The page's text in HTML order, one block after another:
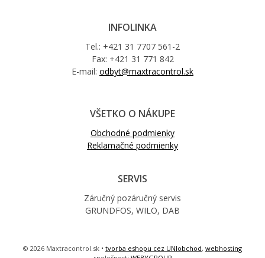
INFOLINKA
Tel.: +421 31 7707 561-2
Fax: +421 31 771 842
E-mail: odbyt@maxtracontrol.sk
VŠETKO O NÁKUPE
Obchodné podmienky
Reklamačné podmienky
SERVIS
Záručný pozáručný servis
GRUNDFOS, WILO, DAB
© 2026 Maxtracontrol.sk • tvorba eshopu cez UNIobchod, webhosting